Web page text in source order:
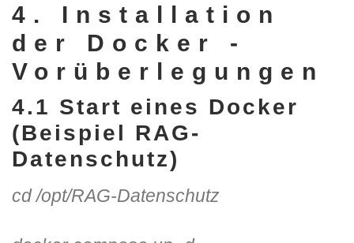
4. Installation
der Docker -
Vorüberlegungen
4.1 Start eines Docker
(Beispiel RAG-
Datenschutz)
cd /opt/RAG-Datenschutz